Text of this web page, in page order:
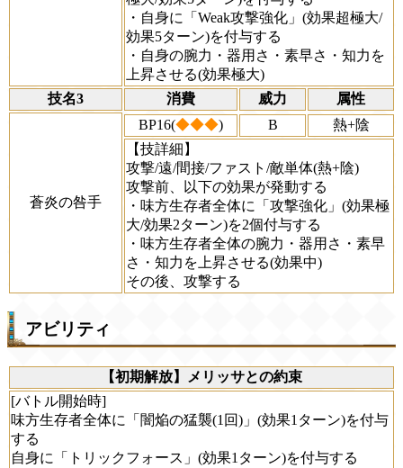
・自身に「Weak攻撃強化」(効果超極大/
効果5ターン)を付与する
・自身の腕力・器用さ・素早さ・知力を
上昇させる(効果極大)
技名3
消費 威力 属性
蒼炎の咎手
BP16(◆◆◆) B
熱+陰
【技詳細】
攻撃/遠/間接/ファスト/敵単体(熱+陰)
攻撃前、以下の効果が発動する
・味方生存者全体に「攻撃強化」(効果極
大/効果2ターン)を2個付与する
・味方生存者全体の腕力・器用さ・素早
さ・知力を上昇させる(効果中)
その後、攻撃する
アビリティ
【初期解放】メリッサとの約束
[バトル開始時]
味方生存者全体に「闇焔の猛襲(1回)」(効果1ターン)を付与
する
自身に「トリックフォース」(効果1ターン)を付与する